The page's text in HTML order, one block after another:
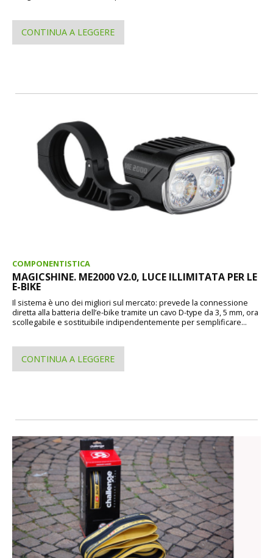
CONTINUA A LEGGERE
COMPONENTISTICA
MAGICSHINE. ME2000 V2.0, LUCE ILLIMITATA PER LE
E-BIKE
Il sistema è uno dei migliori sul mercato: prevede la connessione
diretta alla batteria dell’e-bike tramite un cavo D-type da 3, 5 mm, ora
scollegabile e sostituibile indipendentemente per semplificare...
CONTINUA A LEGGERE